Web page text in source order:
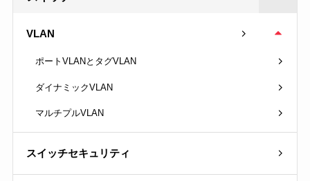
VLAN
ポートVLANとタグVLAN
ダイナミックVLAN
マルチプルVLAN
スイッチセキュリティ